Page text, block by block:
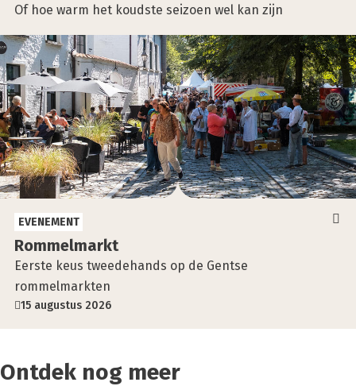
Of hoe warm het koudste seizoen wel kan zijn
Rom­mel­markt
Eerste keus tweedehands op de Gentse
rommelmarkten
15 augustus 2026
EVENEMENT
Ontdek nog meer